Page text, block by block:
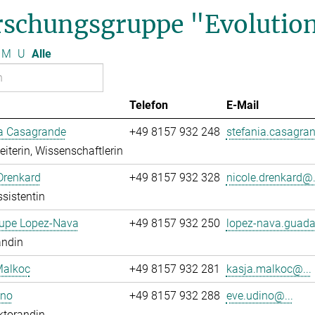
M U Alle
Telefon
E-Mail
Casagrande
Wissenschaftlerin
+49 8157 932 248
+49 8157 932 328
Lopez-Nava
+49 8157 932 250 lopez-
+49 8157 932 281
kasja.malkoc@...
+49 8157 932 288 eve.udino@...